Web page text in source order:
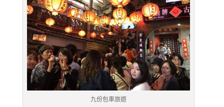
九份包車旅遊